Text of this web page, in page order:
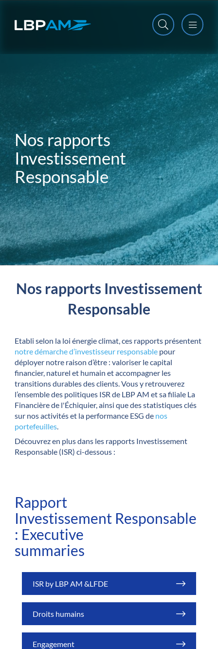
Open
Close
Nos rapports
Investissement
Responsable
Nos rapports Investissement
Responsable
Etabli selon la loi énergie climat, ces rapports présentent
notre démarche d’investisseur responsable pour
déployer notre raison d’être : valoriser le capital
financier, naturel et humain et accompagner les
transitions durables des clients. Vous y retrouverez
l’ensemble des politiques ISR de LBP AM et sa filiale La
Financière de l'Échiquier, ainsi que des statistiques clés
sur nos activités et la performance ESG de nos
portefeuilles
Découvrez en plus dans les rapports Investissement
Responsable (ISR) ci-dessous :
Rapport
Investissement Responsable
: Executive
summaries
ISR by LBP AM &LFDE
Droits humains
Engagement